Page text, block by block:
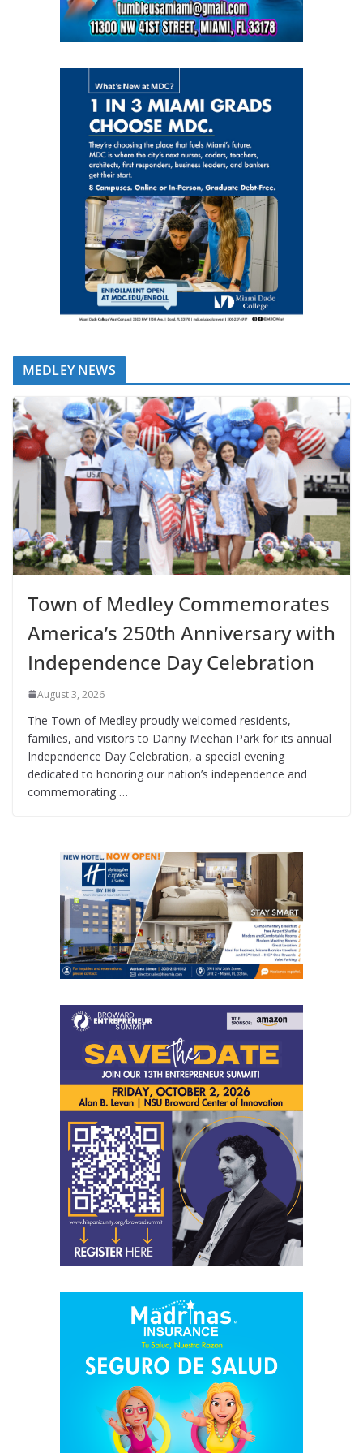
MEDLEY NEWS
Town of Medley Commemorates
America’s 250th Anniversary with
Independence Day Celebration
August 3, 2026
The Town of Medley proudly welcomed residents,
families, and visitors to Danny Meehan Park for its annual
Independence Day Celebration, a special evening
dedicated to honoring our nation’s independence and
commemorating …